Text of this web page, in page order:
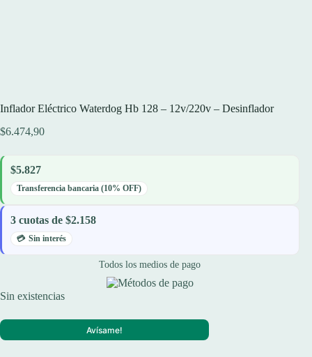
Inflador Eléctrico Waterdog Hb 128 – 12v/220v – Desinflador
$6.474,90
$5.827
Transferencia bancaria (10% OFF)
3 cuotas de $2.158
Sin interés
Todos los medios de pago
Sin existencias
Avísame!